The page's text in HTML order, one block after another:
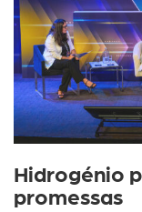
Hidrogénio
promessas